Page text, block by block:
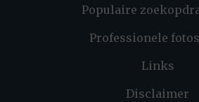
Populaire
Professionele
Links
Disclaimer